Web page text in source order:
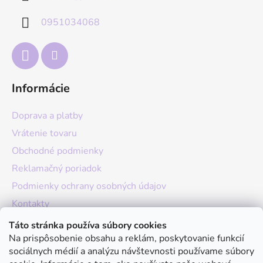
Táto stránka používa súbory cookies
Na prispôsobenie obsahu a reklám, poskytovanie funkcií
sociálnych médií a analýzu návštevnosti používame súbory
0951034068
Informácie
Doprava a platby
Vrátenie tovaru
Obchodné podmienky
Reklamačný poriadok
Podmienky ochrany osobných údajov
Kontakty
O nás
Hodnotenie obchodu
Moja objednávka